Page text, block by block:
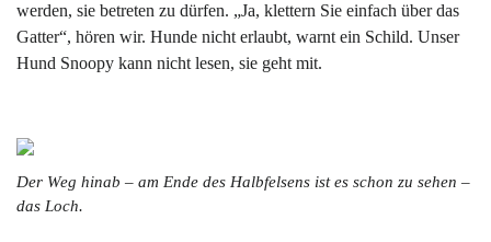
werden, sie betreten zu dürfen. „Ja, klettern Sie einfach über das
Gatter“, hören wir. Hunde nicht erlaubt, warnt ein Schild. Unser
Hund Snoopy kann nicht lesen, sie geht mit.
Der Weg hinab – am Ende des Halbfelsens ist es schon zu sehen –
das Loch.